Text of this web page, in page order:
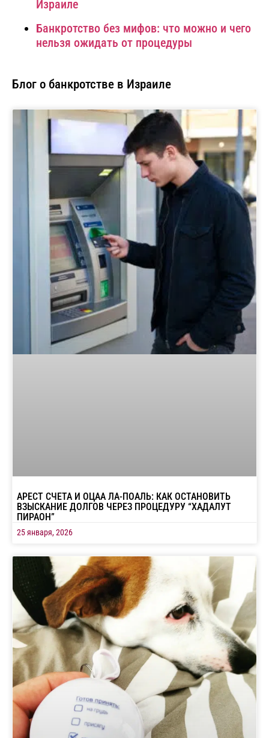
Израиле
Банкротство без мифов: что можно и чего
нельзя ожидать от процедуры
Блог о банкротстве в Израиле
АРЕСТ СЧЕТА И ОЦАА ЛА-ПОАЛЬ: КАК ОСТАНОВИТЬ
ВЗЫСКАНИЕ ДОЛГОВ ЧЕРЕЗ ПРОЦЕДУРУ “ХАДАЛУТ
ПИРАОН”
25 января, 2026